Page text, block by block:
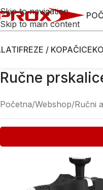
Skip to navigation
Skip to main content
FREZE / KOPAČICE
Ručne
Početna/Webshop/Ručni